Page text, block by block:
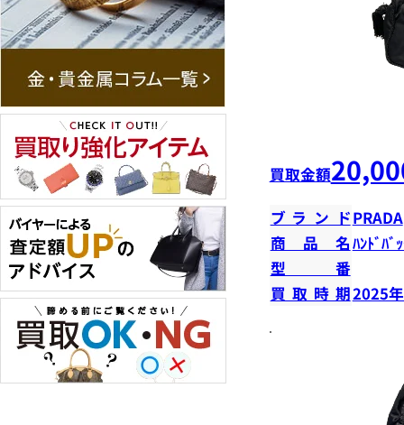
買取金額
ブランドPRADA
商品名ﾊﾝﾄﾞﾊﾞ
型番
買取時期2025